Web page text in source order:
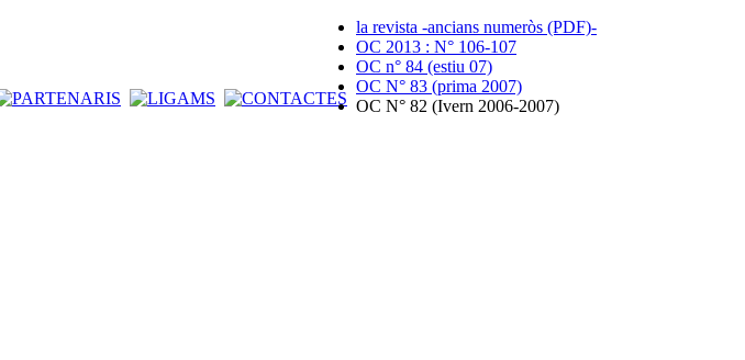
la revista -ancians numeròs (PDF)-
OC 2013 : N° 106-107
OC n° 84 (estiu 07)
OC N° 83 (prima 2007)
OC N° 82 (Ivern 2006-2007)